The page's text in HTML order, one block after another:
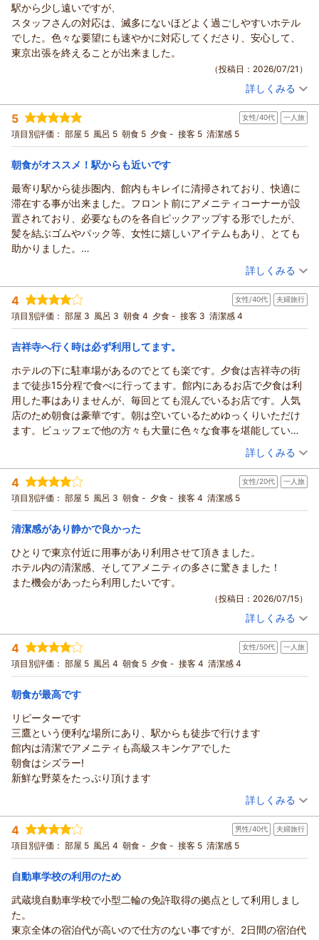
またご家族皆様でお越しいただける日を、心よりお待ちしてお
ります。
支配人 小西 フロント 笠原
この度はリッチモンドホテル東京武蔵野をご利用いただき誠に
ありがとうございます。
御滞在中はシズラーの朝食に満足いただけたようで何よりでご
ざいます。
今後もよりよいお食事が提供できるよう、シズラーのスタッフ
お忙しい中クチコミをご投稿いただきありがとうございまし
た。
またのご利用を心よりお待ち申し上げております。
リッチモンドホテル東京武蔵野 支配人 小西 フロント 進藤
駅から少し遠いですが、
スタッフさんの対応は、滅多にないほどよく過ごしやすいホテル
でした。色々な要望にも速やかに対応してくださり、安心して、
東京出張を終えることが出来ました。
（投稿日：2026/07/21）
投稿者： りんごさん(女性/40代)
宿泊プラン： 【じゃらんのお得な10日間】【早割３０/素泊まり】30日前ま
での早期割引予約でお得！
シングル 食事なし
宿泊価格帯： 13,001～14,000円(大人一人あたり/税込)
この度はリッチモンドホテル東京武蔵野にご宿泊いただきまし
て、ありがとうございます。
「滅多にないほどよく過ごしやすいホテル」とのお言葉は、私
どもにとって何より励みになるお褒めの言葉でございます。
ご出張という大切なご滞在の中で、ご要望にもスムーズにお応
えでき、安心してお過ごしいただけたことを何より嬉しく存じ
ます。
駅からは少し歩いていただく立地ではございますが、「ここを
選んでよかった」と感じていただける滞在をこれからも積み重
ねてまいります。
またお仕事やご旅行で東京へお越しの際に、お迎えできますこ
支配人 小西 フロント 笠原
（返信日：2026/07/22）
詳しくみる
5 女性/40代 一人旅
項目別評価： 部屋 5 風呂 5 朝食 5 夕食 - 接客 5 清潔感 5
朝食がオススメ！駅からも近いです
最寄り駅から徒歩圏内、館内もキレイに清掃されており、快適に
滞在する事が出来ました。フロント前にアメニティコーナーが設
置されており、必要なものを各自ピックアップする形でしたが、
髪を結ぶゴムやパック等、女性に嬉しいアイテムもあり、とても
助かりました。
また、朝は野菜たっぷりの朝食を楽しむ事が出来ます。シズラー
定番の焼き立てチーズトーストもあり、朝からお腹いっぱい幸せ
な気分になりました。
またお伺いさせていただきます。お世話になり、ありがとうござ
いました！
（投稿日：2026/07/20）
宿泊時期： 2026年07月宿泊 (一人旅)
投稿者： さゆみさん
宿泊プラン： 【じゃらんスペシャルウィーク】【◆朝食付◆】新鮮野菜でヘ
ルシービュッフェスタイル！
シングル 朝のみ
宿泊価格帯： 19,001～20,000円(大人一人あたり/税込)
リッチモンドホテル東京武蔵野からの返信
リッチモンドホテル東京武蔵野にご宿泊いただきまして誠にあ
りがとうございます。
立地、清掃、アメニティに関してお褒めの言葉を賜りまして心
より感謝申し上げます。
アメニティコーナーに関しましては「心躍るアメニティ」を目
標に今後も品揃えをして参ります。
チーズトーストからしか得られない幸せが、ここにはありま
す。
少し憂鬱な朝も、きっと笑顔になっていただけるはずでござい
ます。
ございます。
次回のご利用を従業員一同お待ち申し上げております。
支配人 小西 フロント 山崎
（返信日：2026/07/21）
詳しくみる
4 女性/40代 夫婦旅行
項目別評価： 部屋 3 風呂 3 朝食 4 夕食 - 接客 3 清潔感 4
吉祥寺へ行く時は必ず利用してます。
ホテルの下に駐車場があるのでとても楽です。夕食は吉祥寺の街
まで徒歩15分程で食べに行ってます。館内にあるお店で夕食は利
用した事はありませんが、毎回とても混んでいるお店です。人気
店のため朝食は豪華です。朝は空いているためゆっくりいただけ
ます。ビュッフェで他の方々も大量に色々な食事を堪能していま
（投稿日：2026/07/20）
宿泊時期： 2026年05月宿泊 (夫婦旅行)
投稿者： りょうさん
宿泊プラン： 【◆朝食付◆】新鮮野菜でヘルシービュッフェスタイル！
ダブル 朝のみ
宿泊価格帯： 16,001～17,000円(大人一人あたり/税込)
リッチモンドホテル東京武蔵野からの返信
リッチモンドホテル東京武蔵野をご利用いただきまして誠にあ
りがとうございます。
駐車場や朝食に関しましてお褒めいただき重ねて感謝申し上げ
吉祥寺には美味しいお店がたくさんございます。次回も是非お
訪ねくださいませ。
いつの日か機会がございましたらホテル内のレストラン:シズラ
ーでのご夕食もお試しくださいませ。
お忙しいところご投稿いただきまして本当にありがとうござい
またのご宿泊を心よりお待ち申し上げております。
支配人 小西 フロント 山崎
（返信日：2026/07/22）
詳しくみる
4 女性/20代 一人旅
項目別評価： 部屋 5 風呂 3 朝食 - 夕食 - 接客 4 清潔感 5
清潔感があり静かで良かった
ひとりで東京付近に用事があり利用させて頂きました。
ホテル内の清潔感、そしてアメニティの多さに驚きました！
また機会があったら利用したいです。
（投稿日：2026/07/15）
投稿者： つーちゃんさん(女性/20代)
宿泊プラン： 【じゃらんのお得な10日間】【早割６０/素泊まり】60日前ま
での早期割引予約でお得！
シングル 食事なし
宿泊価格帯： 15,001～16,000円(大人一人あたり/税込)
この度は数あるホテルの中からリッチモンドホテル東京武蔵野
ホテルをお選びいただきまして、誠にありがとうございます。
お一人でのご滞在が心地よいひとときとなっておりましたら、
私どもにとって何より嬉しいことでございます。館内の清潔さ
やアメニティにも目を留めていただき、「また利用したい」と
次回お越しいただく際にも、今回以上に心地よくお過ごしいた
だけるよう、日々のおもてなしを大切にしてまいります。
またお会いできる日を、スタッフ一同楽しみにお待ち申し上げ
ております。
支配人 小西 フロント 笠原
詳しくみる
4 女性/50代 一人旅
項目別評価： 部屋 5 風呂 4 朝食 5 夕食 - 接客 4 清潔感 4
朝食が最高です
リピーターです
三鷹という便利な場所にあり、駅からも徒歩で行けます
館内は清潔でアメニティも高級スキンケアでした
朝食はシズラー!
新鮮な野菜をたっぷり頂けます
（投稿日：2026/07/10）
宿泊時期： 2026年06月宿泊 (一人旅)
投稿者： takaさん
宿泊プラン： 【じゃらんのお得な10日間】【◆朝食付◆】新鮮野菜でヘルシ
ービュッフェスタイル！！
シングル 朝のみ
宿泊価格帯： 12,001～13,000円(大人一人あたり/税込)
リッチモンドホテル東京武蔵野からの返信
この度はリッチモンドホテル東京武蔵野にご宿泊いただきまし
て誠にありがとうございます。
詳しくみる
4 男性/40代 夫婦旅行
項目別評価： 部屋 5 風呂 4 朝食 - 夕食 - 接客 5 清潔感 5
自動車学校の利用のため
武蔵境自動車学校で小型二輪の免許取得の拠点として利用しまし
た。
東京全体の宿泊代が高いので仕方のない事ですが、2日間の宿泊代